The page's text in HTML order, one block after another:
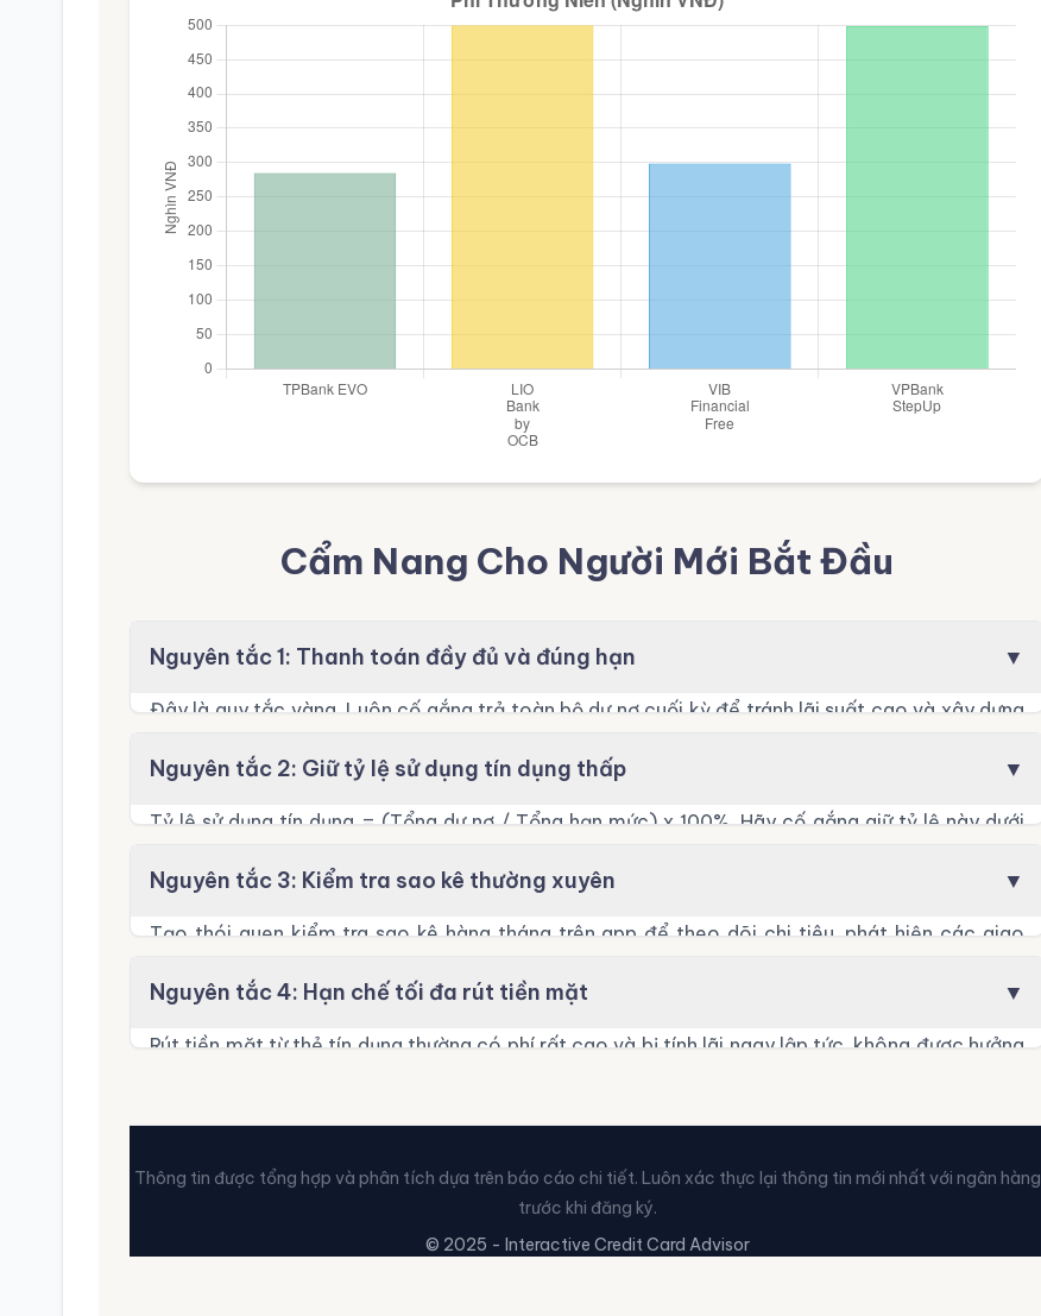
Cẩm Nang Cho Người Mới Bắt Đầu
Nguyên tắc 1: Thanh toán đầy đủ và đúng hạn ▼
Đây là quy tắc vàng. Luôn cố gắng trả toàn bộ dư nợ cuối kỳ để tránh lãi suất cao và xây dựng
Nguyên tắc 2: Giữ tỷ lệ sử dụng tín dụng thấp ▼
Tỷ lệ sử dụng tín dụng = (Tổng dư nợ / Tổng hạn mức) x 100%. Hãy cố gắng giữ tỷ lệ này dưới
Nguyên tắc 3: Kiểm tra sao kê thường xuyên ▼
Tạo thói quen kiểm tra sao kê hàng tháng trên app để theo dõi chi tiêu, phát hiện các giao
Nguyên tắc 4: Hạn chế tối đa rút tiền mặt ▼
Rút tiền mặt từ thẻ tín dụng thường có phí rất cao và bị tính lãi ngay lập tức, không được hưởng
Thông tin được tổng hợp và phân tích dựa trên báo cáo chi tiết. Luôn xác thực lại thông tin mới nhất với ngân hàng
trước khi đăng ký.
© 2025 - Interactive Credit Card Advisor